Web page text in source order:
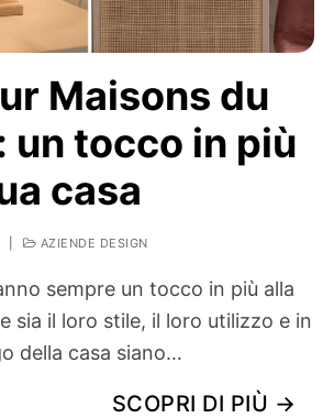
Maisons du
un tocco in più
casa
AZIENDE DESIGN
sempre un tocco in più alla
sia il loro stile, il loro utilizzo e in
della casa siano…
SCOPRI DI PIÙ →